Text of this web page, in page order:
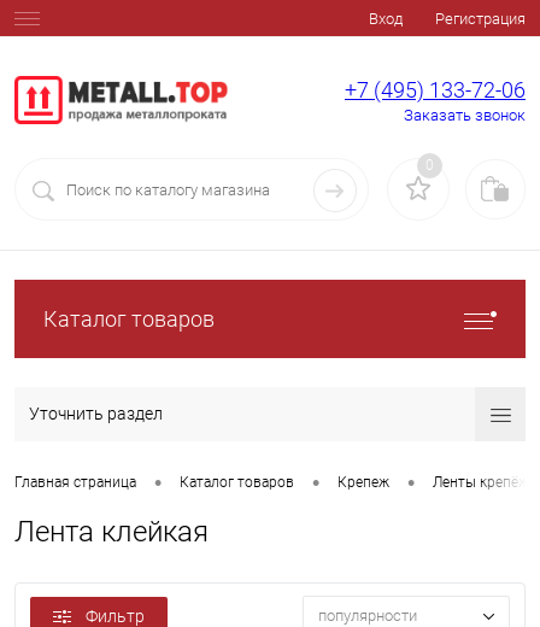
Вход Регистрация
+7 (495) 133-72-06
Заказать звонок
0
Каталог товаров
Уточнить раздел
Главная страница • Каталог товаров • Крепеж • Ленты
Лента клейкая
Фильтр популярности